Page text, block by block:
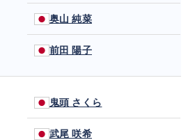
奥山 純菜
前田 陽子
鬼頭 さくら
武尾 咲希